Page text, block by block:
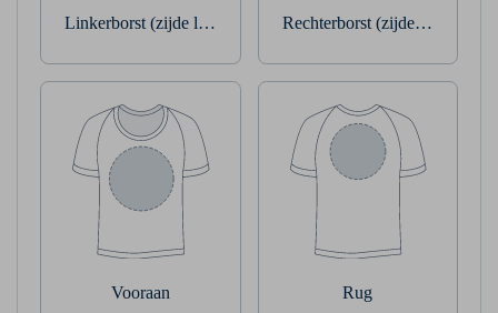
Linkerborst (zijde linkerarm) Rechterborst (zijde
Vooraan Rug